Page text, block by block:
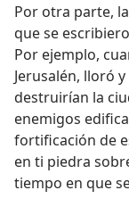
Por otra parte,
que se
Por ejemplo,
Jerusalén, lloró
destruirían la
enemigos
fortificación de
en ti piedra
tiempo en que